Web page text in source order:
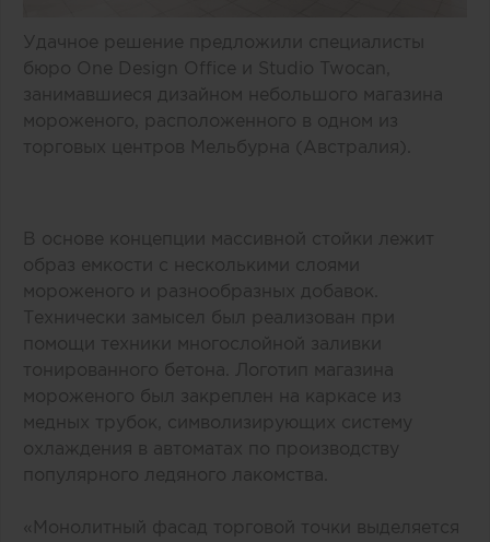
Удачное решение предложили специалисты
бюро One Design Office и Studio Twocan,
занимавшиеся дизайном небольшого магазина
мороженого, расположенного в одном из
торговых центров Мельбурна (Австралия).
В основе концепции массивной стойки лежит
образ емкости с несколькими слоями
мороженого и разнообразных добавок.
Технически замысел был реализован при
помощи техники многослойной заливки
тонированного бетона. Логотип магазина
мороженого был закреплен на каркасе из
медных трубок, символизирующих систему
охлаждения в автоматах по производству
популярного ледяного лакомства.
«Монолитный фасад торговой точки выделяется